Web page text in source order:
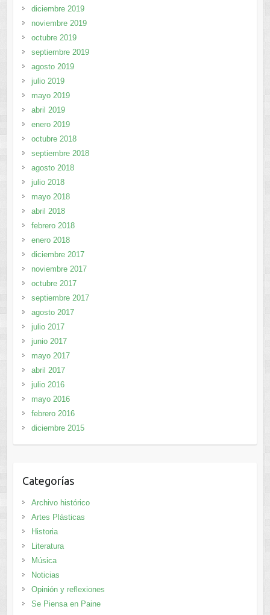
diciembre 2019
noviembre 2019
octubre 2019
septiembre 2019
agosto 2019
julio 2019
mayo 2019
abril 2019
enero 2019
octubre 2018
septiembre 2018
agosto 2018
julio 2018
mayo 2018
abril 2018
febrero 2018
enero 2018
diciembre 2017
noviembre 2017
octubre 2017
septiembre 2017
agosto 2017
julio 2017
junio 2017
mayo 2017
abril 2017
julio 2016
mayo 2016
febrero 2016
diciembre 2015
Categorías
Archivo histórico
Artes Plásticas
Historia
Literatura
Música
Noticias
Opinión y reflexiones
Se Piensa en Paine